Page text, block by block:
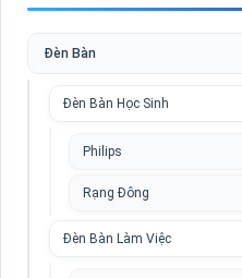
Đèn Bàn
Đèn Bàn Học Sinh
Philips
Rạng Đông
Đèn Bàn Làm Việc